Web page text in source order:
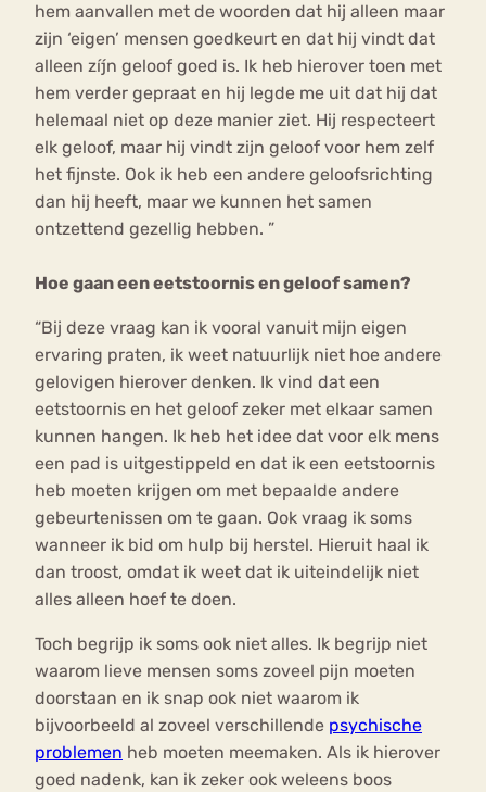
hem aanvallen met de woorden dat hij alleen maar
zijn ‘eigen’ mensen goedkeurt en dat hij vindt dat
alleen zíjn geloof goed is. Ik heb hierover toen met
hem verder gepraat en hij legde me uit dat hij dat
helemaal niet op deze manier ziet. Hij respecteert
elk geloof, maar hij vindt zijn geloof voor hem zelf
het fijnste. Ook ik heb een andere geloofsrichting
dan hij heeft, maar we kunnen het samen
ontzettend gezellig hebben. ”
Hoe gaan een eetstoornis en geloof samen?
“Bij deze vraag kan ik vooral vanuit mijn eigen
ervaring praten, ik weet natuurlijk niet hoe andere
gelovigen hierover denken. Ik vind dat een
eetstoornis en het geloof zeker met elkaar samen
kunnen hangen. Ik heb het idee dat voor elk mens
een pad is uitgestippeld en dat ik een eetstoornis
heb moeten krijgen om met bepaalde andere
gebeurtenissen om te gaan. Ook vraag ik soms
wanneer ik bid om hulp bij herstel. Hieruit haal ik
dan troost, omdat ik weet dat ik uiteindelijk niet
alles alleen hoef te doen.
Toch begrijp ik soms ook niet alles. Ik begrijp niet
waarom lieve mensen soms zoveel pijn moeten
doorstaan en ik snap ook niet waarom ik
bijvoorbeeld al zoveel verschillende psychische
problemen heb moeten meemaken. Als ik hierover
goed nadenk, kan ik zeker ook weleens boos